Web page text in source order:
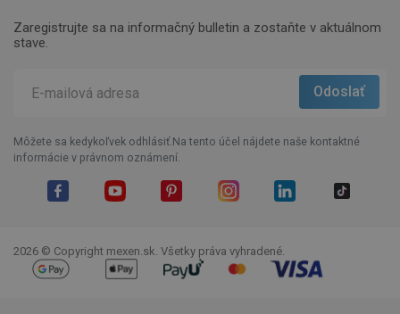
Zaregistrujte sa na informačný bulletin a zostaňte v aktuálnom
stave.
Môžete sa kedykoľvek odhlásiť.Na tento účel nájdete naše kontaktné
informácie v právnom oznámení.
2026 © Copyright mexen.sk. Všetky práva vyhradené.